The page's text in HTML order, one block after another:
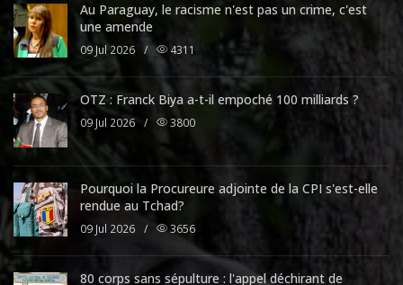
Au Paraguay, le racisme n'est pas un crime, c'est
une amende
09 Jul 2026 / 4311
OTZ : Franck Biya a-t-il empoché 100 milliards ?
09 Jul 2026 / 3800
Pourquoi la Procureure adjointe de la CPI s'est-elle
rendue au Tchad?
09 Jul 2026 / 3656
80 corps sans sépulture : l'appel déchirant de